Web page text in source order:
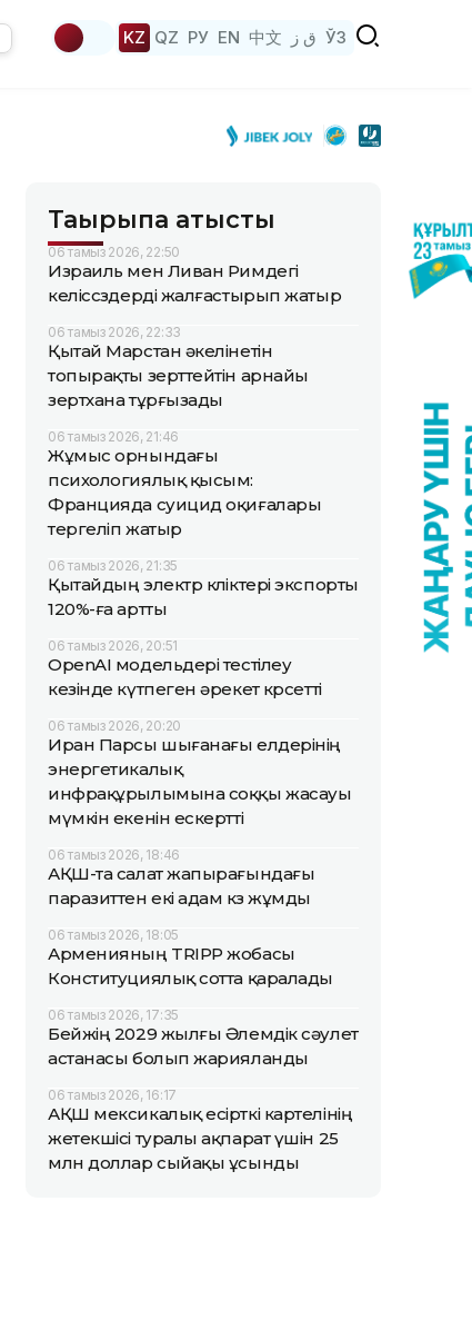
KZ QZ РУ EN 中文 ق ز ЎЗ
Тақырыпқа қатысты
06 тамыз 2026, 22:50
Израиль мен Ливан Римдегі
келіссөздерді жалғастырып жатыр
06 тамыз 2026, 22:33
Қытай Марстан әкелінетін
топырақты зерттейтін арнайы
зертхана тұрғызады
06 тамыз 2026, 21:46
Жұмыс орнындағы
психологиялық қысым:
Францияда суицид оқиғалары
тергеліп жатыр
06 тамыз 2026, 21:35
Қытайдың электр көліктері экспорты
120%-ға артты
06 тамыз 2026, 20:51
OpenAI модельдері тестілеу
кезінде күтпеген әрекет көрсетті
06 тамыз 2026, 20:20
Иран Парсы шығанағы елдерінің
энергетикалық
инфрақұрылымына соққы жасауы
мүмкін екенін ескертті
06 тамыз 2026, 18:46
АҚШ-та салат жапырағындағы
паразиттен екі адам көз жұмды
06 тамыз 2026, 18:05
Арменияның TRIPP жобасы
Конституциялық сотта қаралады
06 тамыз 2026, 17:35
Бейжің 2029 жылғы Әлемдік сәулет
астанасы болып жарияланды
06 тамыз 2026, 16:17
АҚШ мексикалық есірткі картелінің
жетекшісі туралы ақпарат үшін 25
млн доллар сыйақы ұсынды